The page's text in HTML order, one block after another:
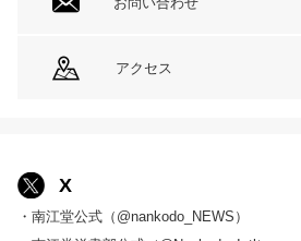
アクセス
X
・南江堂公式（@nankodo_NEWS）